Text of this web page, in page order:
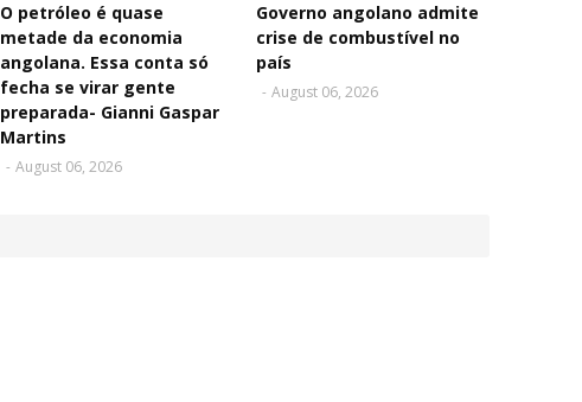
O petróleo é quase
metade da economia
angolana. Essa conta só
fecha se virar gente
preparada- Gianni Gaspar
Martins
- August 06, 2026
Governo angolano admite
crise de combustível no
país
- August 06, 2026